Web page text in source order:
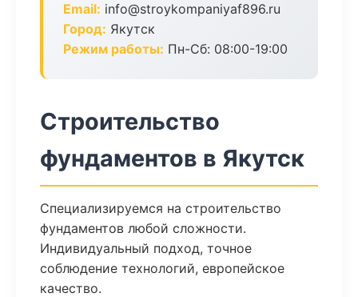
Email: info@stroykompaniyaf896.ru
Город: Якутск
Режим работы: Пн-Сб: 08:00-19:00
Строительство
фундаментов в Якутск
Специализируемся на строительство
фундаментов любой сложности.
Индивидуальный подход, точное
соблюдение технологий, европейское
качество.